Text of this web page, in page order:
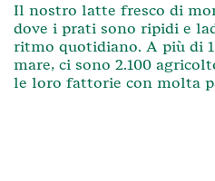
Il nostro latte fresco di
dove i prati sono ripidi e
ritmo quotidiano. A più di
mare, ci sono 2.100
le loro fattorie con molta